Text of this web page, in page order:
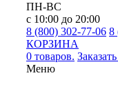
ПН-ВС
с 10:00 до 20:00
8 (800) 302-77-06 8
КОРЗИНА
0 товаров.
Меню